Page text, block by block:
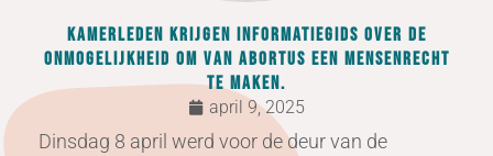
Kamerleden krijgen informatiegids over de
onmogelijkheid om van abortus een mensenrecht
te maken.
april 9, 2025
Dinsdag 8 april werd voor de deur van de